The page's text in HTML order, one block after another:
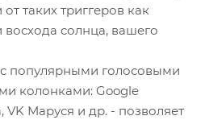
таких триггеров как
восхода солнца, вашего
с популярными голосовыми
колонками: Google
VK Маруся и др. - позволяет